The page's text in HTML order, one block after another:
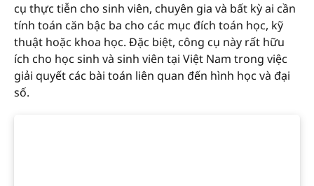
cụ thực tiễn cho sinh viên, chuyên gia và bất kỳ ai cần
tính toán căn bậc ba cho các mục đích toán học, kỹ
thuật hoặc khoa học. Đặc biệt, công cụ này rất hữu
ích cho học sinh và sinh viên tại Việt Nam trong việc
giải quyết các bài toán liên quan đến hình học và đại
số.